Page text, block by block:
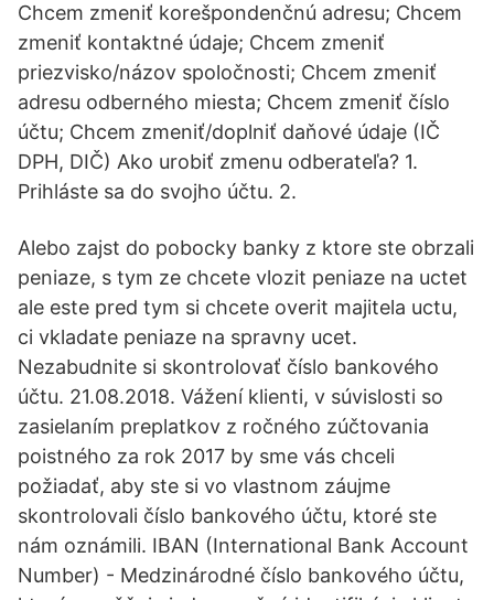
Chcem zmeniť korešpondenčnú adresu; Chcem
zmeniť kontaktné údaje; Chcem zmeniť
priezvisko/názov spoločnosti; Chcem zmeniť
adresu odberného miesta; Chcem zmeniť číslo
účtu; Chcem zmeniť/doplniť daňové údaje (IČ
DPH, DIČ) Ako urobiť zmenu odberateľa? 1.
Prihláste sa do svojho účtu. 2.
Alebo zajst do pobocky banky z ktore ste obrzali
peniaze, s tym ze chcete vlozit peniaze na uctet
ale este pred tym si chcete overit majitela uctu,
ci vkladate peniaze na spravny ucet.
Nezabudnite si skontrolovať číslo bankového
účtu. 21.08.2018. Vážení klienti, v súvislosti so
zasielaním preplatkov z ročného zúčtovania
poistného za rok 2017 by sme vás chceli
požiadať, aby ste si vo vlastnom záujme
skontrolovali číslo bankového účtu, ktoré ste
nám oznámili. IBAN (International Bank Account
Number) - Medzinárodné číslo bankového účtu,